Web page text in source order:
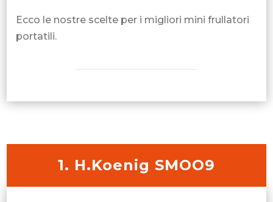
Ecco le nostre scelte per i migliori mini frullatori
portatili.
1. H.Koenig SMOO9